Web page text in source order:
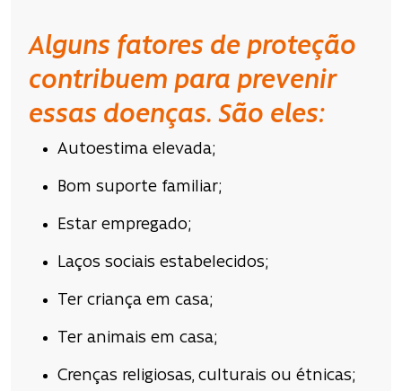
Alguns fatores de proteção
contribuem para prevenir
essas doenças. São eles:
Autoestima elevada;
Bom suporte familiar;
Estar empregado;
Laços sociais estabelecidos;
Ter criança em casa;
Ter animais em casa;
Crenças religiosas, culturais ou étnicas;